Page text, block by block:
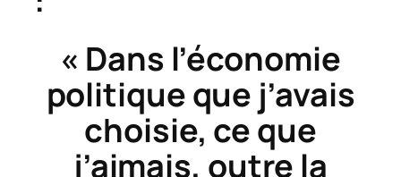
« Dans l’économie
politique que j’avais
choisie, ce que
j’aimais, outre la